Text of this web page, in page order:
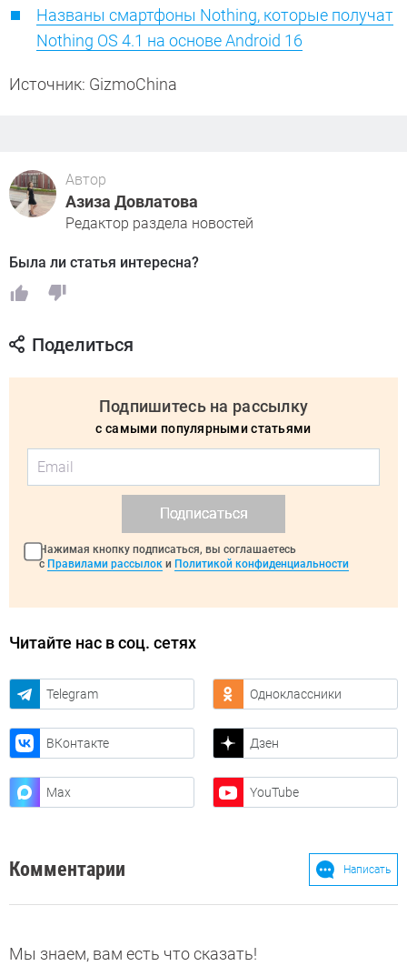
Названы смартфоны Nothing, которые получат
Nothing OS 4.1 на основе Android 16
Источник: GizmoChina
Автор
Азиза Довлатова
Редактор раздела новостей
Была ли статья интересна?
Поделиться
Подпишитесь на рассылку
с самыми популярными статьями
Подписаться
Нажимая кнопку подписаться, вы соглашаетесь
с Правилами рассылок и Политикой конфиденциальности
Читайте нас в соц. сетях
Telegram Одноклассники
ВКонтакте Дзен
Max YouTube
Комментарии Написать
Мы знаем, вам есть что сказать!